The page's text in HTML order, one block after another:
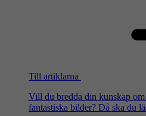
Till artiklarna
Vill du bredda din kunskap
fantastiska bilder? Då ska du